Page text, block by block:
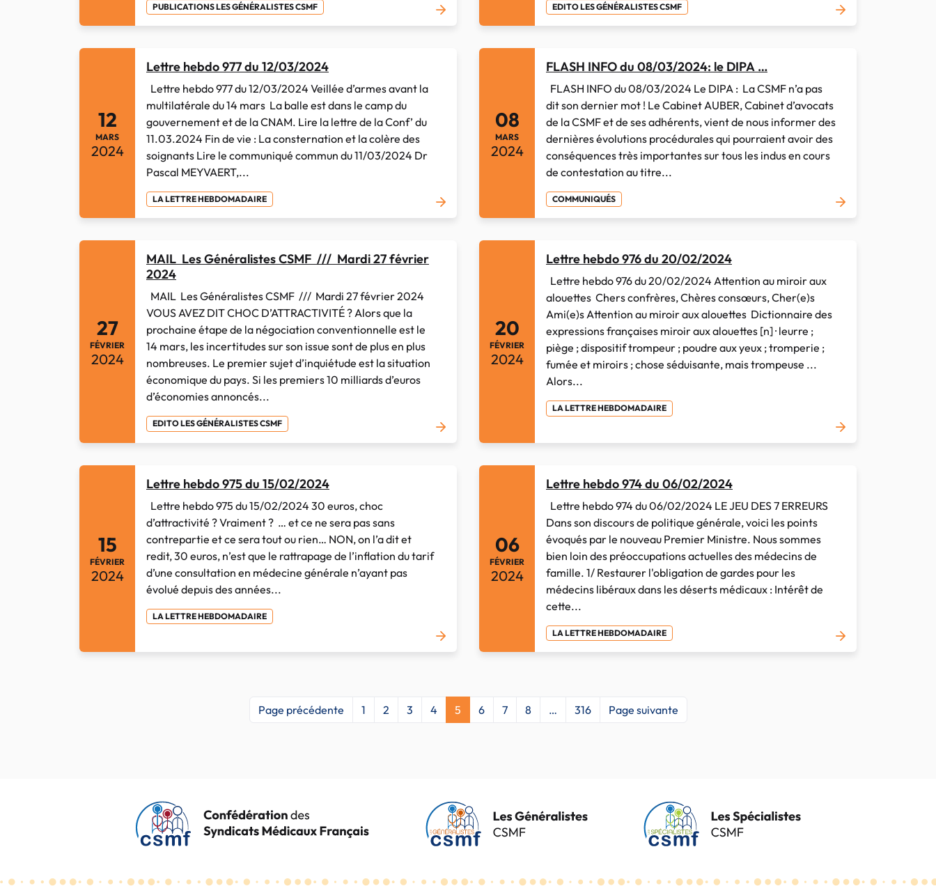
PUBLICATIONS LES GÉNÉRALISTES CSMF EDITO LES GÉNÉRALISTES CSMF
12
MARS
2024
Lettre hebdo 977 du 12/03/2024
Lettre hebdo 977 du 12/03/2024 Veillée d’armes avant la
multilatérale du 14 mars La balle est dans le camp du
gouvernement et de la CNAM. Lire la lettre de la Conf’ du
11.03.2024 Fin de vie : La consternation et la colère des
soignants Lire le communiqué commun du 11/03/2024 Dr
Pascal MEYVAERT,...
LA LETTRE HEBDOMADAIRE
08
MARS
2024
FLASH INFO du 08/03/2024: le DIPA …
FLASH INFO du 08/03/2024 Le DIPA : La CSMF n’a pas
dit son dernier mot ! Le Cabinet AUBER, Cabinet d’avocats
de la CSMF et de ses adhérents, vient de nous informer des
dernières évolutions procédurales qui pourraient avoir des
conséquences très importantes sur tous les indus en cours
de contestation au titre...
COMMUNIQUÉS
27
FÉVRIER
2024
MAIL Les Généralistes CSMF /// Mardi 27 février
2024
MAIL Les Généralistes CSMF /// Mardi 27 février 2024
VOUS AVEZ DIT CHOC D’ATTRACTIVITÉ ? Alors que la
prochaine étape de la négociation conventionnelle est le
14 mars, les incertitudes sur son issue sont de plus en plus
nombreuses. Le premier sujet d’inquiétude est la situation
économique du pays. Si les premiers 10 milliards d’euros
d’économies annoncés...
EDITO LES GÉNÉRALISTES CSMF
20
FÉVRIER
2024
Lettre hebdo 976 du 20/02/2024
Lettre hebdo 976 du 20/02/2024 Attention au miroir aux
alouettes Chers confrères, Chères consœurs, Cher(e)s
Ami(e)s Attention au miroir aux alouettes Dictionnaire des
expressions françaises miroir aux alouettes [n] · leurre ;
piège ; dispositif trompeur ; poudre aux yeux ; tromperie ;
fumée et miroirs ; chose séduisante, mais trompeuse ...
Alors...
LA LETTRE HEBDOMADAIRE
15
FÉVRIER
2024
Lettre hebdo 975 du 15/02/2024
Lettre hebdo 975 du 15/02/2024 30 euros, choc
d’attractivité ? Vraiment ? … et ce ne sera pas sans
contrepartie et ce sera tout ou rien… NON, on l’a dit et
redit, 30 euros, n’est que le rattrapage de l’inflation du tarif
d’une consultation en médecine générale n’ayant pas
évolué depuis des années...
LA LETTRE HEBDOMADAIRE
06
FÉVRIER
2024
Lettre hebdo 974 du 06/02/2024
Lettre hebdo 974 du 06/02/2024 LE JEU DES 7 ERREURS
Dans son discours de politique générale, voici les points
évoqués par le nouveau Premier Ministre. Nous sommes
bien loin des préoccupations actuelles des médecins de
famille. 1/ Restaurer l'obligation de gardes pour les
médecins libéraux dans les déserts médicaux : Intérêt de
cette...
LA LETTRE HEBDOMADAIRE
Page précédente 1 2 3 4 5 6 7 8 … 316 Page suivante